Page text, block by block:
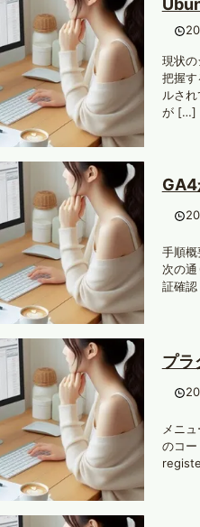
現状
把握
ルさ
が […]
GA4
手順
次の
証確
プラ
メニ
のコ